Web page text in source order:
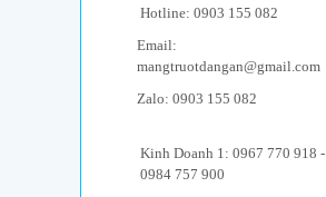
Hotline: 0903 155 082
Email:
mangtruotdangan@gmail.com
Zalo: 0903 155 082
Kinh Doanh 1: 0967 770 918 -
0984 757 900